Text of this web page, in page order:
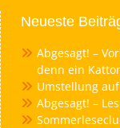
Neueste
Abgesagt! –
denn ein
Umstellung
Abgesagt! –